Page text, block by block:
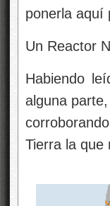
ponerla aquí
Un Reactor
Habiendo
alguna
Tierra la que